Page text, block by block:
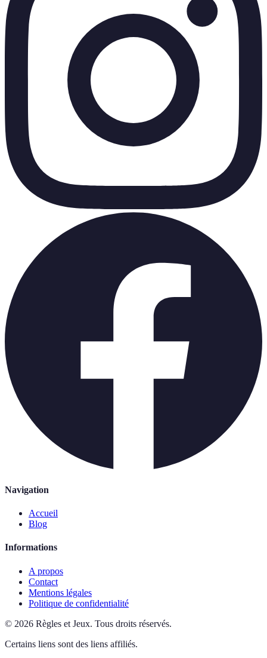
Navigation
Accueil
Blog
Informations
A propos
Contact
Mentions légales
Politique de confidentialité
© 2026 Règles et Jeux. Tous droits réservés.
Certains liens sont des liens affiliés.